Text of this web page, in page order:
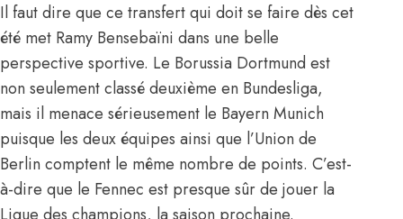
Il faut dire que ce transfert qui doit se faire dès cet
été met Ramy Bensebaïni dans une belle
perspective sportive. Le Borussia Dortmund est
non seulement classé deuxième en Bundesliga,
mais il menace sérieusement le Bayern Munich
puisque les deux équipes ainsi que l’Union de
Berlin comptent le même nombre de points. C’est-
à-dire que le Fennec est presque sûr de jouer la